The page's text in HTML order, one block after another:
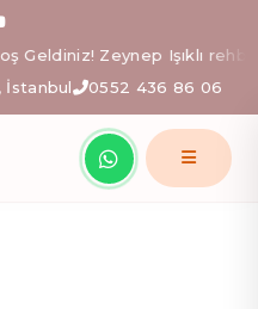
Zeo Pilates
Zeynep Işıklı
İstanbul 0552 436 86 06